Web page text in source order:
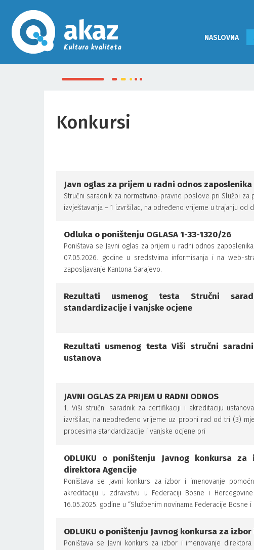
akaz
Kultura kvaliteta
NASLOVNA
Konkursi
Javn oglas za prijem u radni odnos zaposlenika
Stručni saradnik za normativno-pravne poslove pri Službi
izvještavanja – 1 izvršilac, na određeno vrijeme u trajanju od
Odluka o poništenju OGLASA 1-33-1320/26
Poništava se Javni oglas za prijem u radni odnos
07.05.2026. godine u sredstvima informisanja i па web-
zaposljavanje Kantona Sarajevo.
Rezultati usmenog testa Stručni
standardizacije i vanjske ocjene
Rezultati usmenog testa Viši stručni
ustanova
JAVNI OGLAS ZA PRIJEM U RADNI ODNOS
1. Viši stručni saradnik za certifikaciji i akreditaciju
izvršilac, na neodređeno vrijeme uz probni rad od tri (3)
procesima standardizacije i vanjske ocjene pri
ODLUKU o poništenju Javnog konkursa
direktora Agencije
Poništava se Javni konkurs za izbor i imenovanje
akreditaciju u zdravstvu u Federaciji Bosne i
16.05.2025. godine u “Službenim novinama Federacije Bosne i
ODLUKU o poništenju Javnog konkursa za
Poništava se Javni konkurs za izbor i imenovanje